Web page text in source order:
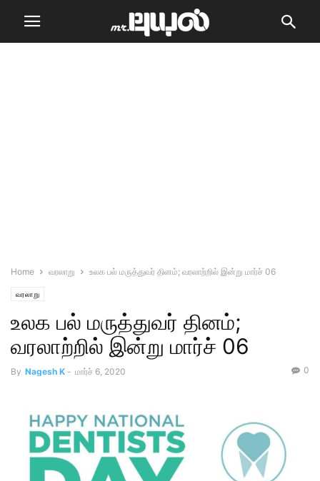
Home வரலாறு உலக பல் மருத்துவர் தினம்; வரலாற்றில் இன்று மார்ச் 06
வரலாறு
உலக பல் மருத்துவர் தினம்;
வரலாற்றில் இன்று மார்ச் 06
By Nagesh K - மார்ச் 6, 2020 0